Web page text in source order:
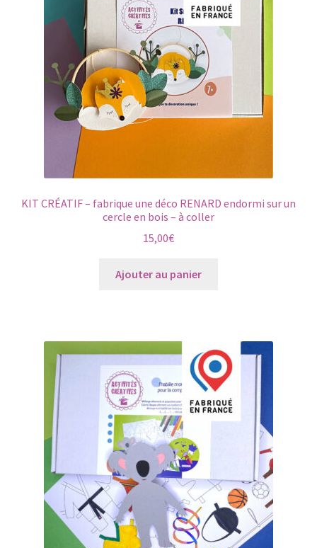
KIT CRÉATIF – fabrique une déco RENARD endormi sur un
cercle en bois – à coller
15,00€
Ajouter au panier